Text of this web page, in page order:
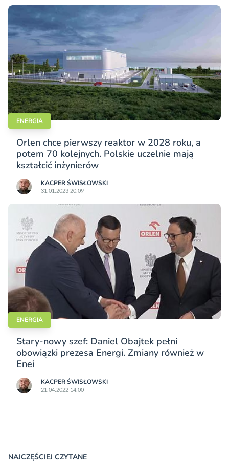
ENERGIA
Orlen chce pierwszy reaktor w 2028 roku, a
potem 70 kolejnych. Polskie uczelnie mają
kształcić inżynierów
KACPER ŚWISŁO­WSKI
31.01.2023 20:09
ENERGIA
Stary-nowy szef: Daniel Obajtek pełni
obowiązki prezesa Energi. Zmiany również w
Enei
KACPER ŚWISŁO­WSKI
21.04.2022 14:00
NAJCZĘŚCIEJ CZYTANE